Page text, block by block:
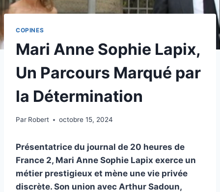
COPINES
Mari Anne Sophie Lapix,
Un Parcours Marqué par
la Détermination
Par Robert octobre 15, 2024
Présentatrice du journal de 20 heures de
France 2, Mari Anne Sophie Lapix exerce un
métier prestigieux et mène une vie privée
discrète. Son union avec Arthur Sadoun,